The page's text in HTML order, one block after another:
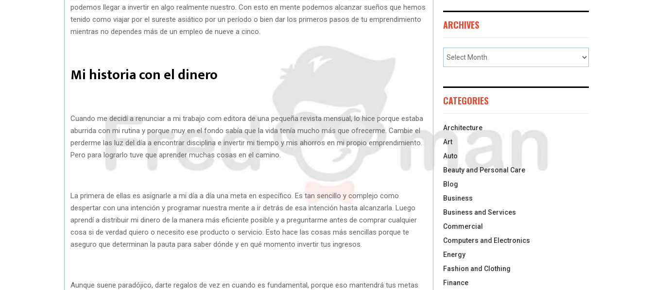
podemos llegar a invertir en algo realmente nuestro. Con esto en mente podemos alcanzar sueños que hemos
tenido como viajar por el sureste asiático por un período o bien dar los primeros pasos de tu emprendimiento
mientras no dependes más de un empleo de nueve a cinco.
Mi historia con el dinero
Cuando me decidí a renunciar a mi trabajo com editora de una pequeña revista mensual, lo hice porque estaba
aburrida con mi rutina y porque muy en el fondo sabía que la vida tenía mucho más que ofrecerme. Cambie el
perderme las luz del día a encontrar disciplina e invertir mi tiempo y mis ahorros en mi propio emprendimiento.
Pero para lograrlo tuve que aprender muchas cosas en el camino.
La primera de ellas es asignarle a mi día a día una meta en específico. Es tan sencillo y complejo como
despertar con una intención y programar nuestra mente a ir detrás de esa intención hasta alcanzarla. Luego
aprendí a distribuir mi dinero de la manera más eficiente posible y a preguntarme antes de comprar cualquier
cosa si de verdad quiero o necesito ese producto o servicio. Esto hace las cosas más sencillas porque te
aseguro que determinan la pauta para saber dónde y en qué momento invertir tus ingresos.
Aunque suene paradójico, darte regalos de vez en cuando es fundamental, porque eso mantendrá tus metas
ARCHIVES
CATEGORIES
Architecture
Art
Auto
Beauty and Personal Care
Blog
Business
Business and Services
Commercial
Computers and Electronics
Energy
Fashion and Clothing
Finance